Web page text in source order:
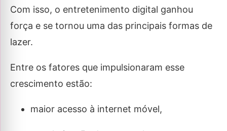
Com isso, o entretenimento digital ganhou
força e se tornou uma das principais formas de
lazer.
Entre os fatores que impulsionaram esse
crescimento estão:
maior acesso à internet móvel,